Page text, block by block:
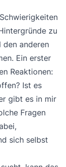
zu
den anderen
Ein erster
Reaktionen:
Ist es
gibt es in mir
Fragen
sich selbst